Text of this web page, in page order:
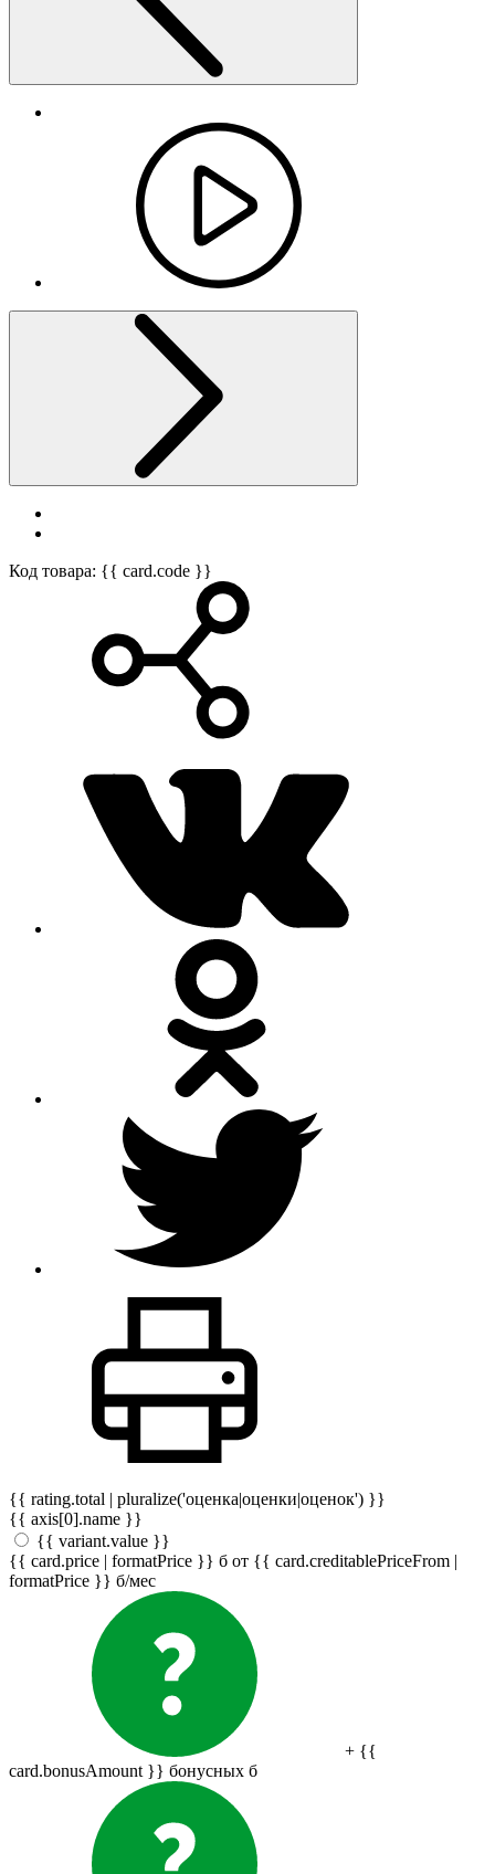
Код товара: {{ card.code }}
{{ rating.total | pluralize('оценка|оценки|оценок') }}
{{ axis[0].name }}
{{ variant.value }}
{{ card.price | formatPrice }} б от {{ card.creditablePriceFrom |
formatPrice }} б/мес
+ {{
card.bonusAmount }} бонусных б